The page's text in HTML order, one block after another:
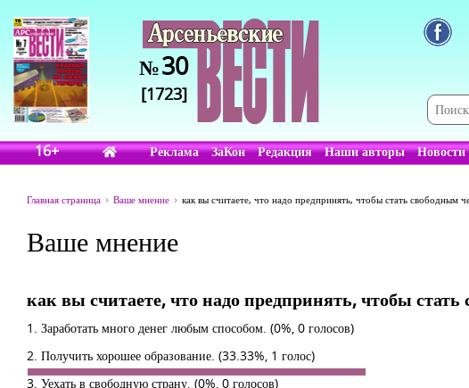
№30
[1723]
16+ Реклама ЗаКон Редакция Наши авторы Новости
Главная страница Ваше мнение как вы считаете, что надо предпринять, чтобы стать свободным
Ваше мнение
как вы считаете, что надо предпринять, чтобы
1. Заработать много денег любым способом. (0%, 0 голосов)
2. Получить хорошее образование. (33.33%, 1 голос)
3. Уехать в свободную страну. (0%, 0 голосов)